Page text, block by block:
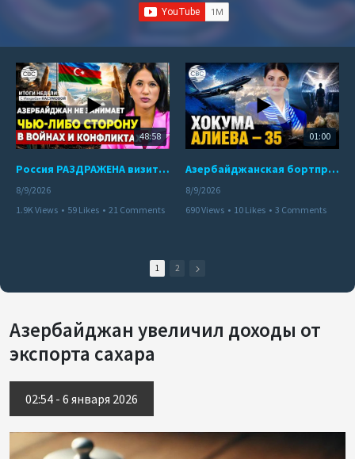
48:58
Россия РАЗДРАЖЕНА визитом азербайджанского министра в Украину | Пашинян ВЗБУНТОВАЛСЯ в Кыргызстане
8/9/2026
1.9K Views • 59 Likes • 21 Comments
01:00
Азербайджанская бортпроводница погибла при крушении самолета Embraer E190
8/9/2026
690 Views • 10 Likes • 3 Comments
1 2
Азербайджан увеличил доходы от
экспорта сахара
02:54 - 6 января 2026